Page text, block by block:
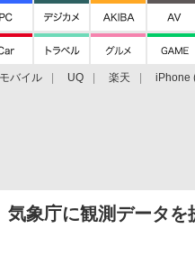
バイル UQ 楽天 iPhone
気象庁に観測データを